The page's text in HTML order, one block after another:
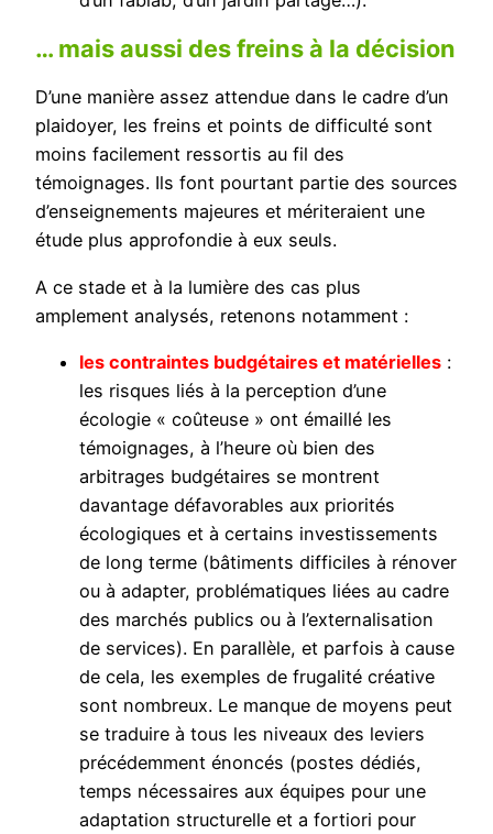
… mais aussi des freins à la décision
D’une manière assez attendue dans le cadre d’un
plaidoyer, les freins et points de difficulté sont
moins facilement ressortis au fil des
témoignages. Ils font pourtant partie des sources
d’enseignements majeures et mériteraient une
étude plus approfondie à eux seuls.
A ce stade et à la lumière des cas plus
amplement analysés, retenons notamment :
les contraintes budgétaires et matérielles :
les risques liés à la perception d’une
écologie « coûteuse » ont émaillé les
témoignages, à l’heure où bien des
arbitrages budgétaires se montrent
davantage défavorables aux priorités
écologiques et à certains investissements
de long terme (bâtiments difficiles à rénover
ou à adapter, problématiques liées au cadre
des marchés publics ou à l’externalisation
de services). En parallèle, et parfois à cause
de cela, les exemples de frugalité créative
sont nombreux. Le manque de moyens peut
se traduire à tous les niveaux des leviers
précédemment énoncés (postes dédiés,
temps nécessaires aux équipes pour une
adaptation structurelle et a fortiori pour